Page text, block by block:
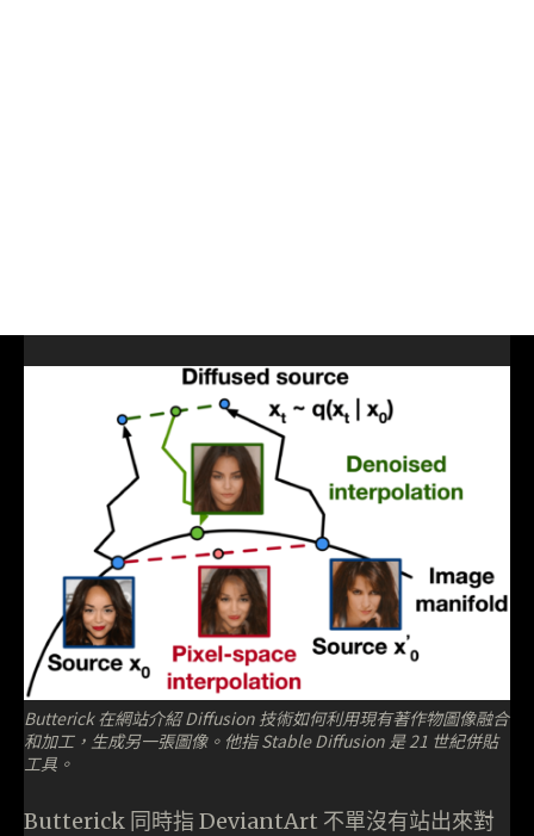
Butterick 在網站介紹 Diffusion 技術如何利用現有著作物圖像融合
和加工，生成另一張圖像。他指 Stable Diffusion 是 21 世紀併貼
工具。
Butterick 同時指 DeviantArt 不單沒有站出來對